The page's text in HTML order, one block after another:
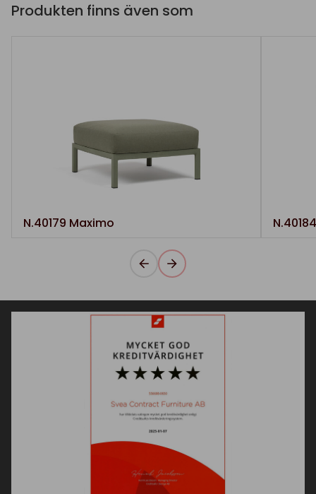
Produkten finns även som
N.40179 Maximo